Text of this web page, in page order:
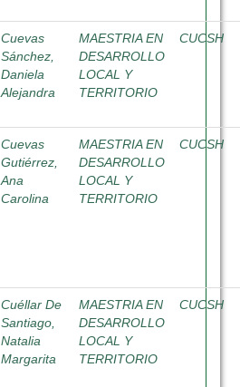
Cuevas
Sánchez,
Daniela
Alejandra
MAESTRIA EN
DESARROLLO
LOCAL Y
TERRITORIO
CUCSH
Cuevas
Gutiérrez,
Ana
Carolina
MAESTRIA EN
DESARROLLO
LOCAL Y
TERRITORIO
CUCSH
Cuéllar De
Santiago,
Natalia
Margarita
MAESTRIA EN
DESARROLLO
LOCAL Y
TERRITORIO
CUCSH